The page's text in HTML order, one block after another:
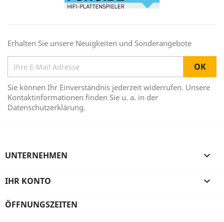
Erhalten Sie unsere Neuigkeiten und Sonderangebote
Sie können Ihr Einverständnis jederzeit widerrufen. Unsere
Kontaktinformationen finden Sie u. a. in der
Datenschutzerklärung.
UNTERNEHMEN 
IHR KONTO 
ÖFFNUNGSZEITEN